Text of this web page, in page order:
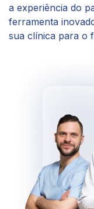
a experiência do
ferramenta
sua clínica para o